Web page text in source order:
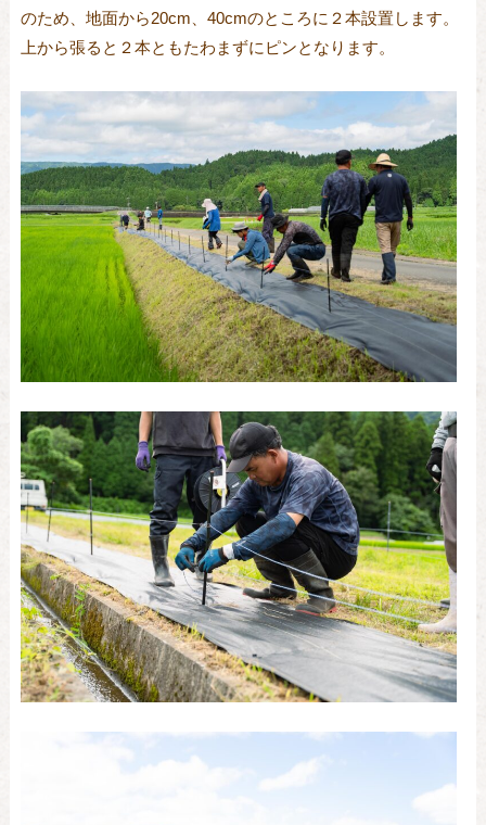
のため、地面から20cm、40cmのところに２本設置します。
上から張ると２本ともたわまずにピンとなります。